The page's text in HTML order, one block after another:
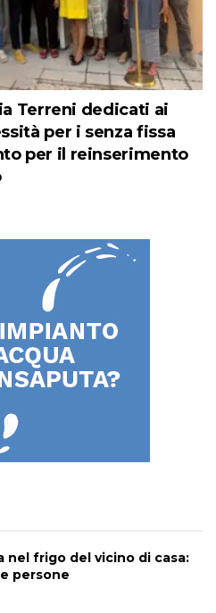
Terreni dedicati ai
per i senza fissa
per il reinserimento
nel frigo del vicino di casa:
persone